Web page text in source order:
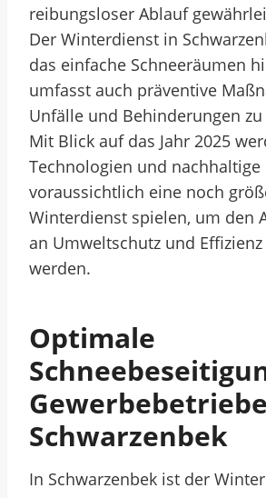
reibungsloser Ablauf
Der Winterdienst in
das einfache Schneeräumen
umfasst auch präventive
Unfälle und Behinderungen
Mit Blick auf das Jahr 2025
Technologien und nachhaltige
voraussichtlich eine noch
Winterdienst spielen, um den
an Umweltschutz und
werden.
Optimale
Schwarzenbek
In Schwarzenbek ist der